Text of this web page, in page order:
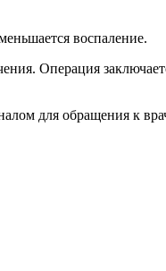
воспаление.
Операция
для обращения к